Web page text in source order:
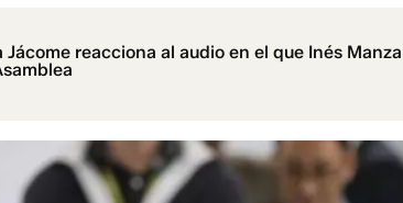
reacciona al audio en el que Inés